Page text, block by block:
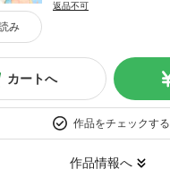
み
返品不可
カートへ
作品をチェックする
作品情報へ